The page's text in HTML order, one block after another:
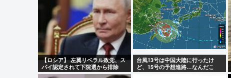
【ロシア】 左翼リベラル政党、ス
パイ認定されて下院選から排除
台風13号は中国大陸に行ったけ
ど、15号の予想進路…なんだこ
れ？